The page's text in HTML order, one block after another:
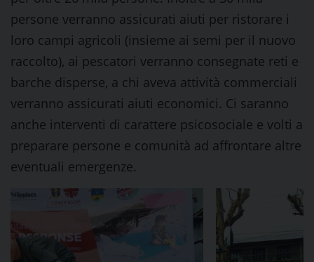
persone verranno assicurati aiuti per ristorare i
loro campi agricoli (insieme ai semi per il nuovo
raccolto), ai pescatori verranno consegnate reti e
barche disperse, a chi aveva attività commerciali
verranno assicurati aiuti economici. Ci saranno
anche interventi di carattere psicosociale e volti a
preparare persone e comunità ad affrontare altre
eventuali emergenze.